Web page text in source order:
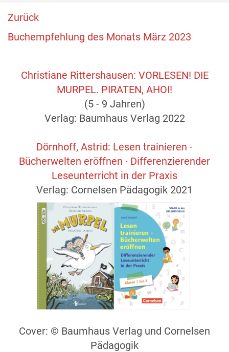
Zurück
Buchempfehlung des Monats März 2023
Christiane Rittershausen: VORLESEN! DIE
MURPEL. PIRATEN, AHOI!
(5 - 9 Jahren)
Verlag: Baumhaus Verlag 2022
Dörnhoff, Astrid: Lesen trainieren -
Bücherwelten eröffnen · Differenzierender
Leseunterricht in der Praxis
Verlag: Cornelsen Pädagogik 2021
Cover: © Baumhaus Verlag und Cornelsen
Pädagogik